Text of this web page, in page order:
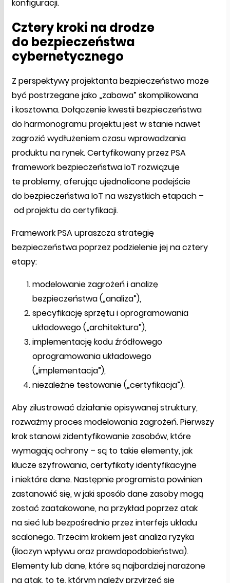
konfiguracji.
Cztery kroki na drodze
do bezpieczeństwa
cybernetycznego
Z perspektywy projektanta bezpieczeństwo może
być postrzegane jako „zabawa” skomplikowana
i kosztowna. Dołączenie kwestii bezpieczeństwa
do harmonogramu projektu jest w stanie nawet
zagrozić wydłużeniem czasu wprowadzania
produktu na rynek. Certyfikowany przez PSA
framework bezpieczeństwa IoT rozwiązuje
te problemy, oferując ujednolicone podejście
do bezpieczeństwa IoT na wszystkich etapach –
od projektu do certyfikacji.
Framework PSA upraszcza strategię
bezpieczeństwa poprzez podzielenie jej na cztery
etapy:
modelowanie zagrożeń i analizę
bezpieczeństwa („analiza”),
specyfikację sprzętu i oprogramowania
układowego („architektura”),
implementację kodu źródłowego
oprogramowania układowego
(„implementacja”),
niezależne testowanie („certyfikacja”).
Aby zilustrować działanie opisywanej struktury,
rozważmy proces modelowania zagrożeń. Pierwszy
krok stanowi zidentyfikowanie zasobów, które
wymagają ochrony – są to takie elementy, jak
klucze szyfrowania, certyfikaty identyfikacyjne
i niektóre dane. Następnie programista powinien
zastanowić się, w jaki sposób dane zasoby mogą
zostać zaatakowane, na przykład poprzez atak
na sieć lub bezpośrednio przez interfejs układu
scalonego. Trzecim krokiem jest analiza ryzyka
(iloczyn wpływu oraz prawdopodobieństwa).
Elementy lub dane, które są najbardziej narażone
na atak, to te, którym należy przyjrzeć się